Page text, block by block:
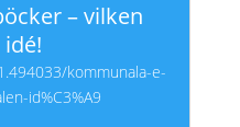
– vilken
kommunala-e-
id%C3%A9